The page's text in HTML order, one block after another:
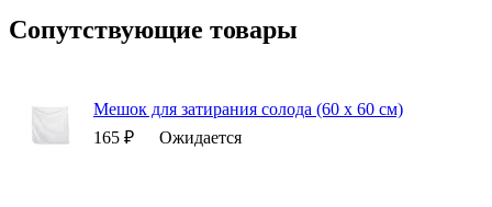
Сопутствующие товары
Мешок для затирания солода (60 х 60 см)
165 ₽
Ожидается